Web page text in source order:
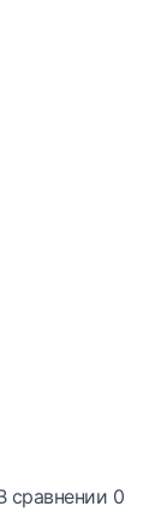
сравнении 0